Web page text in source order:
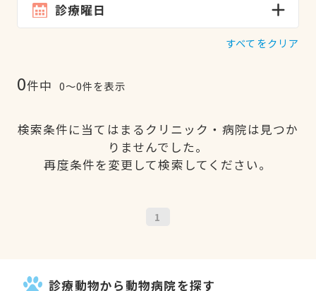
診療曜日
すべてをクリア
0件中 0〜0件を表示
検索条件に当てはまるクリニック・病院は見つか
りませんでした。
再度条件を変更して検索してください。
1
診療動物から動物病院を探す